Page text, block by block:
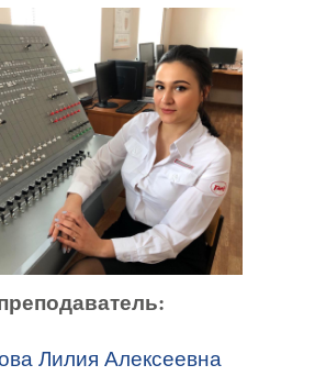
Лилия Алексеевна